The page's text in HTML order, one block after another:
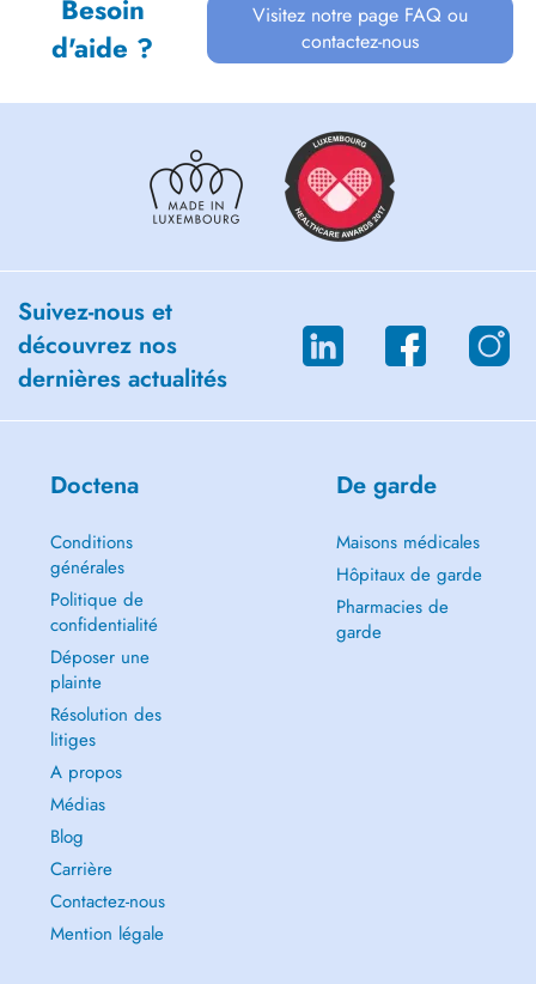
Besoin
d'aide ?
Visitez notre page FAQ ou
contactez-nous
Suivez-nous et
découvrez nos
dernières actualités
Doctena
Conditions
générales
Politique de
confidentialité
Déposer une
plainte
Résolution des
litiges
A propos
Médias
Blog
Carrière
Contactez-nous
Mention légale
De garde
Maisons médicales
Hôpitaux de garde
Pharmacies de
garde